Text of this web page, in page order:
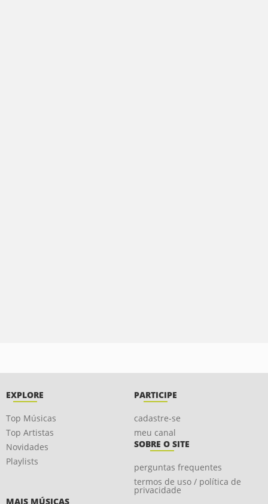
EXPLORE
Top Músicas
Top Artistas
Novidades
Playlists
PARTICIPE
cadastre-se
meu canal
SOBRE O SITE
perguntas frequentes
termos de uso / política de
privacidade
MAIS MÚSICAS